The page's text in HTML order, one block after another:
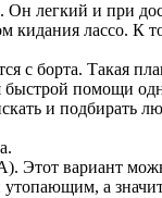
Он легкий и при
кидания лассо.
борта. Такая
быстрой помощи
и подбирать
Этот вариант
а